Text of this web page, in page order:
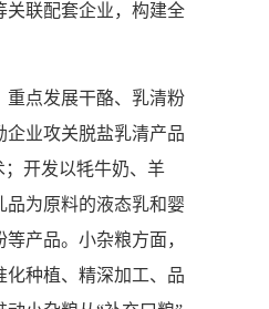
关联配套企业，构建全
点发展干酪、乳清粉
企业攻关脱盐乳清产品
；开发以牦牛奶、羊
品为原料的液态乳和婴
产品。小杂粮方面，
化种植、精深加工、品